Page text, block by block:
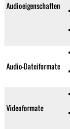
Audioeigenschaften
Audio-Dateiformate
Videoformate